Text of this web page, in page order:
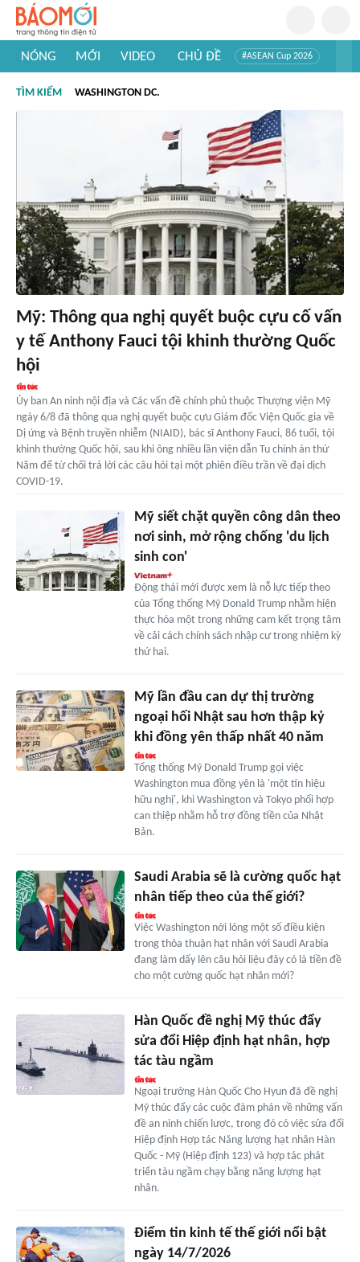
NÓNG MỚI VIDEO CHỦ ĐỀ #ASEAN Cup 2026
#Khám phá thế giới
TÌM KIẾM WASHINGTON DC.
Mỹ: Thông qua nghị quyết buộc cựu cố vấn
y tế Anthony Fauci tội khinh thường Quốc
hội
Ủy ban An ninh nội địa và Các vấn đề chính phủ thuộc Thượng viện Mỹ
ngày 6/8 đã thông qua nghị quyết buộc cựu Giám đốc Viện Quốc gia về
Dị ứng và Bệnh truyền nhiễm (NIAID), bác sĩ Anthony Fauci, 86 tuổi, tội
khinh thường Quốc hội, sau khi ông nhiều lần viện dẫn Tu chính án thứ
Năm để từ chối trả lời các câu hỏi tại một phiên điều trần về đại dịch
COVID-19.
Mỹ siết chặt quyền công dân theo
nơi sinh, mở rộng chống 'du lịch
sinh con'
Động thái mới được xem là nỗ lực tiếp theo
của Tổng thống Mỹ Donald Trump nhằm hiện
thực hóa một trong những cam kết trọng tâm
về cải cách chính sách nhập cư trong nhiệm kỳ
thứ hai.
Mỹ lần đầu can dự thị trường
ngoại hối Nhật sau hơn thập kỷ
khi đồng yên thấp nhất 40 năm
Tổng thống Mỹ Donald Trump gọi việc
Washington mua đồng yên là 'một tín hiệu
hữu nghị', khi Washington và Tokyo phối hợp
can thiệp nhằm hỗ trợ đồng tiền của Nhật
Bản.
Saudi Arabia sẽ là cường quốc hạt
nhân tiếp theo của thế giới?
Việc Washington nới lỏng một số điều kiện
trong thỏa thuận hạt nhân với Saudi Arabia
đang làm dấy lên câu hỏi liệu đây có là tiền đề
cho một cường quốc hạt nhân mới?
Hàn Quốc đề nghị Mỹ thúc đẩy
sửa đổi Hiệp định hạt nhân, hợp
tác tàu ngầm
Ngoại trưởng Hàn Quốc Cho Hyun đã đề nghị
Mỹ thúc đẩy các cuộc đàm phán về những vấn
đề an ninh chiến lược, trong đó có việc sửa đổi
Hiệp định Hợp tác Năng lượng hạt nhân Hàn
Quốc - Mỹ (Hiệp định 123) và hợp tác phát
triển tàu ngầm chạy bằng năng lượng hạt
nhân.
Điểm tin kinh tế thế giới nổi bật
ngày 14/7/2026